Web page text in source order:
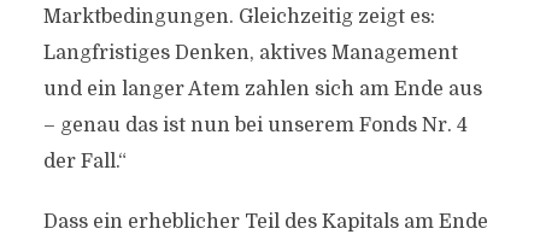
Marktbedingungen. Gleichzeitig zeigt es:
Langfristiges Denken, aktives Management
und ein langer Atem zahlen sich am Ende aus
– genau das ist nun bei unserem Fonds Nr. 4
der Fall.“
Dass ein erheblicher Teil des Kapitals am Ende